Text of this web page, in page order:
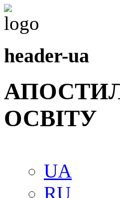
header-ua
ОСВIТУ
UA
RU